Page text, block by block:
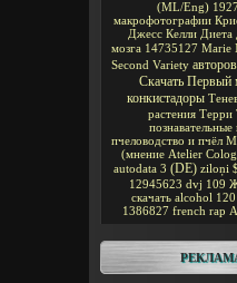
(ML/Eng)
макрофотографии
Джесс Келли Диета
мозга 14735127 Marie
Second Variety авторов
Скачать Первый
конкистадоры
растения Терри
познавательные
пчеловодство и пчёл
(мнение Atelier
autodata 3 (DE) ziloņi
12945623 dvj 109
скачать alcohol 120
1386827 french rap